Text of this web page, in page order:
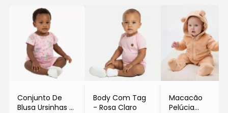
Conjunto De
Blusa Ursinhas &
Body Com Tag
- Rosa Claro
Macacão
Pelúcia